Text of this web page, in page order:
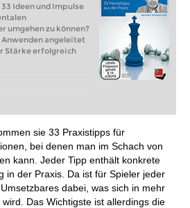
Ideen und Impulse
umgehen zu können?
angeleitet
Stärke erfolgreich
sie 33 Praxistipps für
bei denen man im Schach von
kann. Jeder Tipp enthält konkrete
in der Praxis. Da ist für Spieler jeder
dabei, was sich in mehr
Das Wichtigste ist allerdings die